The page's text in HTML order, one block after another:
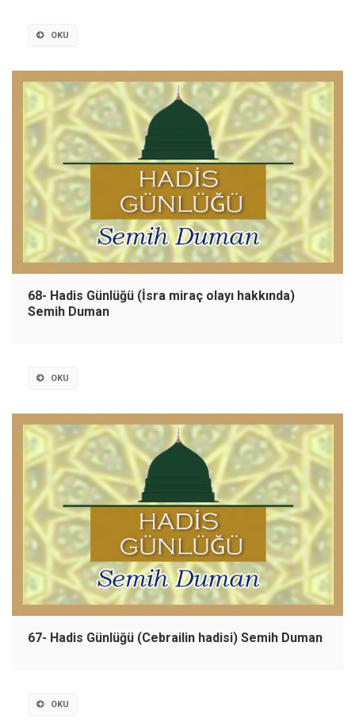
OKU
68- Hadis Günlüğü (İsra miraç olayı hakkında)
Semih Duman
OKU
67- Hadis Günlüğü (Cebrailin hadisi) Semih Duman
OKU